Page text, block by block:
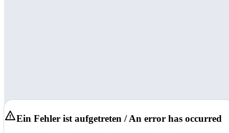
Ein Fehler ist aufgetreten / An error has occurred